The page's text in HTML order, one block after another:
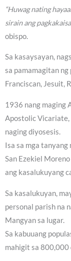
“Huwag nating
sirain ang
obispo.
Sa kasaysayan,
sa pamamagitan
Franciscan, Jesuit,
1936 nang maging
Apostolic Vicariate,
naging diyosesis.
Isa sa mga
San Ezekiel
ang kasalukuyang
Sa kasalukuyan,
personal parish na
Mangyan sa lugar.
Sa kabuuang
mahigit sa